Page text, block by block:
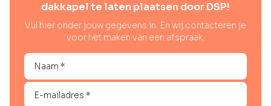
dakkapel te laten plaatsen door DSP!
Vul hier onder jouw gegevens in. En wij contacteren je
voor het maken van een afspraak.